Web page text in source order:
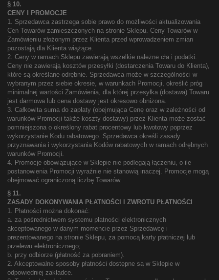
§ 10.
CENY I PROMOCJE
1. Sprzedawca zastrzega sobie prawo do możliwości aktualizowania
Cen Towarów zamieszczonych na stronie Sklepu. Ceny Towarów w
Zamówieniu złożonym przez Klienta przed wprowadzeniem zmian
pozostają dla Klienta wiążące.
2. Ceny w ramach Sklepu zawierają wszelkie należne cła i podatki.
Ceny nie zawierają kosztów przesyłki (dostarczenia Towaru do Klienta),
które są określane odrębnie. Sprzedawca może w szczególności w
wybranym przez siebie okresie, w warunkach Promocji, określić próg
minimalnej wartości Zamówienia, dla której przesyłka (dostawa) Towaru
jest darmowa lub cena dostawy jest okresowo obniżona.
3. Całkowita suma do zapłaty (obejmująca Cenę oraz w zależności od
warunków Promocji także koszty dostawy) przez Klienta może zostać
pomniejszona o określony rabat procentowy lub kwotowy poprzez
wykorzystanie Kodu rabatowego. Sprzedawca określi zasady
przyznawania i wykorzystania Kodów rabatowych w ramach odrębnych
warunków Promocji.
4. Promocje obowiązujące w Sklepie nie podlegają łączeniu, o ile
postanowienia Promocji wyraźnie nie stanowią inaczej. Promocje mogą
obejmować ograniczoną liczbę Towarów.
§ 11.
ZASADY DOKONYWANIA PŁATNOŚCI I ZWROTU PŁATNOŚCI
1. Płatności można dokonać:
a. za pośrednictwem systemu płatności elektronicznych
akceptowanego w danym momencie przez Sprzedawcę i
prezentowanego na stronie Sklepu, za pomocą karty płatniczej lub
przelewu elektronicznego;
b. przy odbiorze (płatność za pobraniem).
2. Akceptowalne sposoby płatności dostępne są w Sklepie w
odpowiedniej zakładce.